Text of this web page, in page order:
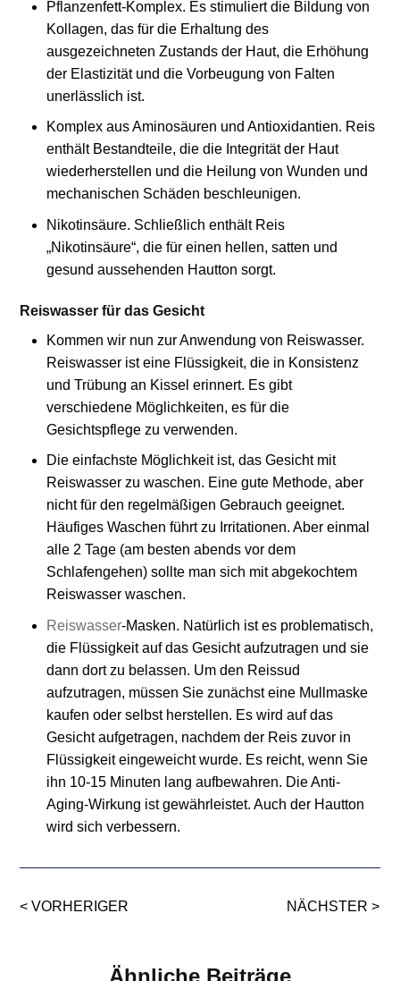
Pflanzenfett-Komplex. Es stimuliert die Bildung von
Kollagen, das für die Erhaltung des
ausgezeichneten Zustands der Haut, die Erhöhung
der Elastizität und die Vorbeugung von Falten
unerlässlich ist.
Komplex aus Aminosäuren und Antioxidantien. Reis
enthält Bestandteile, die die Integrität der Haut
wiederherstellen und die Heilung von Wunden und
mechanischen Schäden beschleunigen.
Nikotinsäure. Schließlich enthält Reis
„Nikotinsäure“, die für einen hellen, satten und
gesund aussehenden Hautton sorgt.
Reiswasser für das Gesicht
Kommen wir nun zur Anwendung von Reiswasser.
Reiswasser ist eine Flüssigkeit, die in Konsistenz
und Trübung an Kissel erinnert. Es gibt
verschiedene Möglichkeiten, es für die
Gesichtspflege zu verwenden.
Die einfachste Möglichkeit ist, das Gesicht mit
Reiswasser zu waschen. Eine gute Methode, aber
nicht für den regelmäßigen Gebrauch geeignet.
Häufiges Waschen führt zu Irritationen. Aber einmal
alle 2 Tage (am besten abends vor dem
Schlafengehen) sollte man sich mit abgekochtem
Reiswasser waschen.
Reiswasser-Masken. Natürlich ist es problematisch,
die Flüssigkeit auf das Gesicht aufzutragen und sie
dann dort zu belassen. Um den Reissud
aufzutragen, müssen Sie zunächst eine Mullmaske
kaufen oder selbst herstellen. Es wird auf das
Gesicht aufgetragen, nachdem der Reis zuvor in
Flüssigkeit eingeweicht wurde. Es reicht, wenn Sie
ihn 10-15 Minuten lang aufbewahren. Die Anti-
Aging-Wirkung ist gewährleistet. Auch der Hautton
wird sich verbessern.
< VORHERIGER NÄCHSTER >